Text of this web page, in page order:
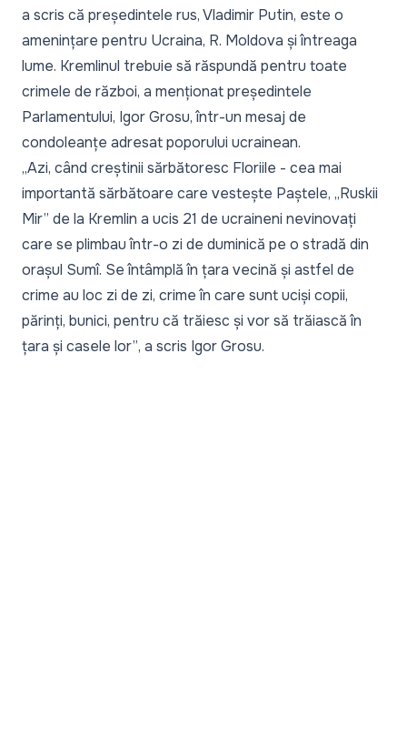
a scris că președintele rus, Vladimir Putin, este o
amenințare pentru Ucraina, R. Moldova și întreaga
lume. Kremlinul trebuie să răspundă pentru toate
crimele de război, a menționat președintele
Parlamentului, Igor Grosu, într-un mesaj de
condoleanțe adresat poporului ucrainean.
„Azi, când creștinii sărbătoresc Floriile - cea mai
importantă sărbătoare care vestește Paștele, „Ruskii
Mir” de la Kremlin a ucis 21 de ucraineni nevinovați
care se plimbau într-o zi de duminică pe o stradă din
orașul Sumî. Se întâmplă în țara vecină și astfel de
crime au loc zi de zi, crime în care sunt uciși copii,
părinți, bunici, pentru că trăiesc și vor să trăiască în
țara și casele lor”, a scris Igor Grosu.